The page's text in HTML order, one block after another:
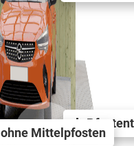
ohne Mittelpfosten